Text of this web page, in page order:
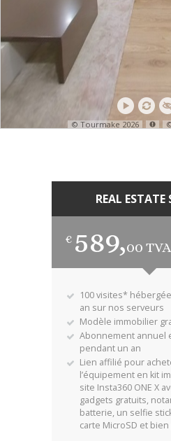
REAL ESTATE
€ 589,00
100 visites*
an sur nos serveurs
Modèle immobilier
Abonnement annuel
pendant un an
Lien affilié pour
l’équipement en kit
site Insta360 ONE X
gadgets gratuits,
batterie, un selfie
carte MicroSD et